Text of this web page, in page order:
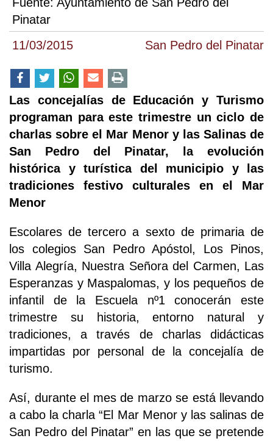
11/03/2015 San Pedro del Pinatar
Pinatar
Las concejalías de Educación y Turismo
programan para este trimestre un ciclo de
charlas sobre el Mar Menor y las Salinas de
San Pedro del Pinatar, la evolución
histórica y turística del municipio y las
tradiciones festivo culturales en el Mar
Menor
Escolares de tercero a sexto de primaria de
los colegios San Pedro Apóstol, Los Pinos,
Villa Alegría, Nuestra Señora del Carmen, Las
Esperanzas y Maspalomas, y los pequeños de
infantil de la Escuela nº1 conocerán este
trimestre su historia, entorno natural y
tradiciones, a través de charlas didácticas
impartidas por personal de la concejalía de
turismo.
Así, durante el mes de marzo se está llevando
a cabo la charla “El Mar Menor y las salinas de
San Pedro del Pinatar” en las que se pretende